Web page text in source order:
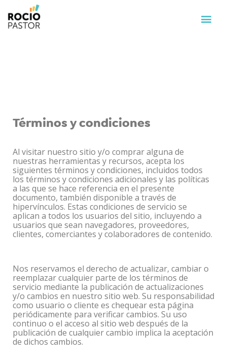
Términos y condiciones
Al visitar nuestro sitio y/o comprar alguna de
nuestras herramientas y recursos, acepta los
siguientes términos y condiciones, incluidos todos
los términos y condiciones adicionales y las políticas
a las que se hace referencia en el presente
documento, también disponible a través de
hipervínculos. Estas condiciones de servicio se
aplican a todos los usuarios del sitio, incluyendo a
usuarios que sean navegadores, proveedores,
clientes, comerciantes y colaboradores de contenido.
Nos reservamos el derecho de actualizar, cambiar o
reemplazar cualquier parte de los términos de
servicio mediante la publicación de actualizaciones
y/o cambios en nuestro sitio web. Su responsabilidad
como usuario o cliente es chequear esta página
periódicamente para verificar cambios. Su uso
continuo o el acceso al sitio web después de la
publicación de cualquier cambio implica la aceptación
de dichos cambios.